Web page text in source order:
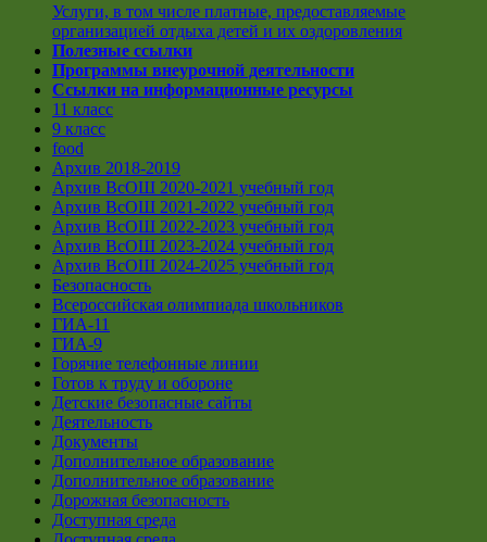
Услуги, в том числе платные, предоставляемые
организацией отдыха детей и их оздоровления
Полезные ссылки
Программы внеурочной деятельности
Ссылки на информационные ресурсы
11 класс
9 класс
food
Архив 2018-2019
Архив ВсОШ 2020-2021 учебный год
Архив ВсОШ 2021-2022 учебный год
Архив ВсОШ 2022-2023 учебный год
Архив ВсОШ 2023-2024 учебный год
Архив ВсОШ 2024-2025 учебный год
Безопасность
Всероссийская олимпиада школьников
ГИА-11
ГИА-9
Горячие телефонные линии
Готов к труду и обороне
Детские безопасные сайты
Деятельность
Документы
Дополнительное образование
Дополнительное образование
Дорожная безопасность
Доступная среда